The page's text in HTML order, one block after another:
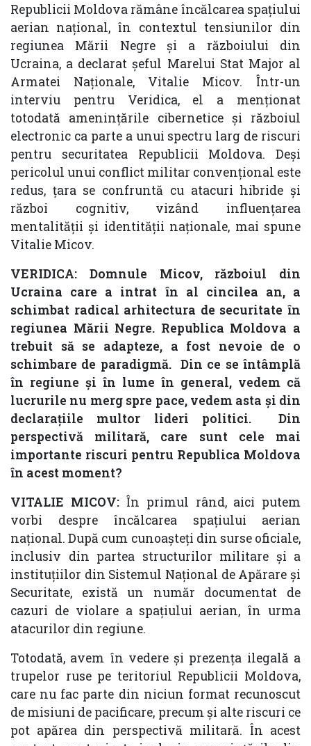
Republicii Moldova rămâne încălcarea spațiului
aerian național, în contextul tensiunilor din
regiunea Mării Negre și a războiului din
Ucraina, a declarat șeful Marelui Stat Major al
Armatei Naționale, Vitalie Micov. Într-un
interviu pentru Veridica, el a menționat
totodată amenințările cibernetice și războiul
electronic ca parte a unui spectru larg de riscuri
pentru securitatea Republicii Moldova. Deși
pericolul unui conflict militar convențional este
redus, țara se confruntă cu atacuri hibride și
război cognitiv, vizând influențarea
mentalității și identității naționale, mai spune
Vitalie Micov.
VERIDICA: Domnule Micov, războiul din
Ucraina care a intrat în al cincilea an, a
schimbat radical arhitectura de securitate în
regiunea Mării Negre. Republica Moldova a
trebuit să se adapteze, a fost nevoie de o
schimbare de paradigmă. Din ce se întâmplă
în regiune și în lume în general, vedem că
lucrurile nu merg spre pace, vedem asta și din
declarațiile multor lideri politici. Din
perspectivă militară, care sunt cele mai
importante riscuri pentru Republica Moldova
în acest moment?
VITALIE MICOV:În primul rând, aici putem
vorbi despre încălcarea spațiului aerian
național. După cum cunoașteți din surse oficiale,
inclusiv din partea structurilor militare și a
instituțiilor din Sistemul Național de Apărare și
Securitate, există un număr documentat de
cazuri de violare a spațiului aerian, în urma
atacurilor din regiune.
Totodată, avem în vedere și prezența ilegală a
trupelor ruse pe teritoriul Republicii Moldova,
care nu fac parte din niciun format recunoscut
de misiuni de pacificare, precum și alte riscuri ce
pot apărea din perspectivă militară. În acest